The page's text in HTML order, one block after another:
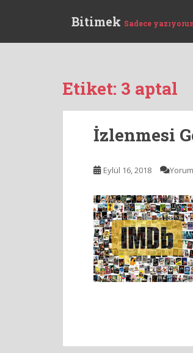
Bitimek Sadece
Etiket: 3 aptal
İzlenmesi
Eylül 16, 2018